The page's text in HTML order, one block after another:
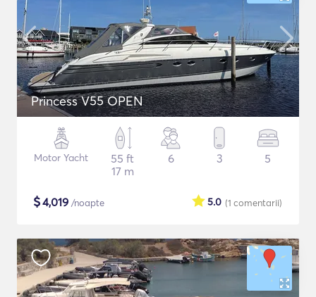
Princess V55 OPEN
Motor Yacht
55 ft
17 m
6 3 5
$4,019 /noapte (1 comentarii)
5.0